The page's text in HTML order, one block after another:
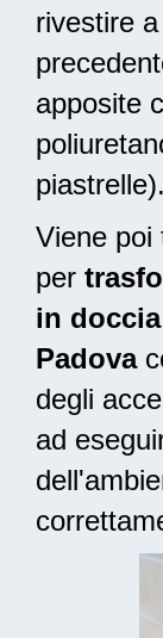
rivestire
apposite
piastrelle).
Viene poi
per
in
Padova
degli
ad